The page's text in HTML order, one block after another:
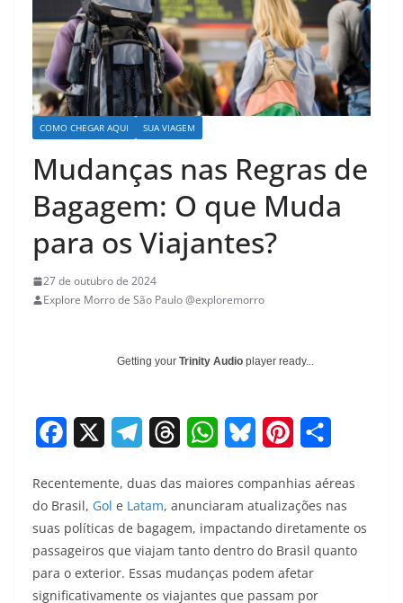
COMO CHEGAR AQUI SUA VIAGEM
Mudanças nas Regras de
Bagagem: O que Muda
para os Viajantes?
27 de outubro de 2024
Explore Morro de São Paulo @exploremorro
Getting your Trinity Audio player ready...
c
e
b
l
e
g
r
e
a
W
a
t
s
u
e
s
n
t
e
a
r
e
Recentemente, duas das maiores companhias aéreas
do Brasil, Gol e Latam, anunciaram atualizações nas
suas políticas de bagagem, impactando diretamente os
passageiros que viajam tanto dentro do Brasil quanto
para o exterior. Essas mudanças podem afetar
significativamente os viajantes que passam por